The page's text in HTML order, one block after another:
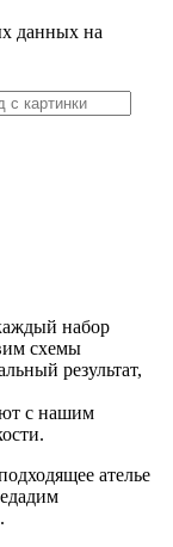
данных на
набор
схемы
результат,
с нашим
ателье